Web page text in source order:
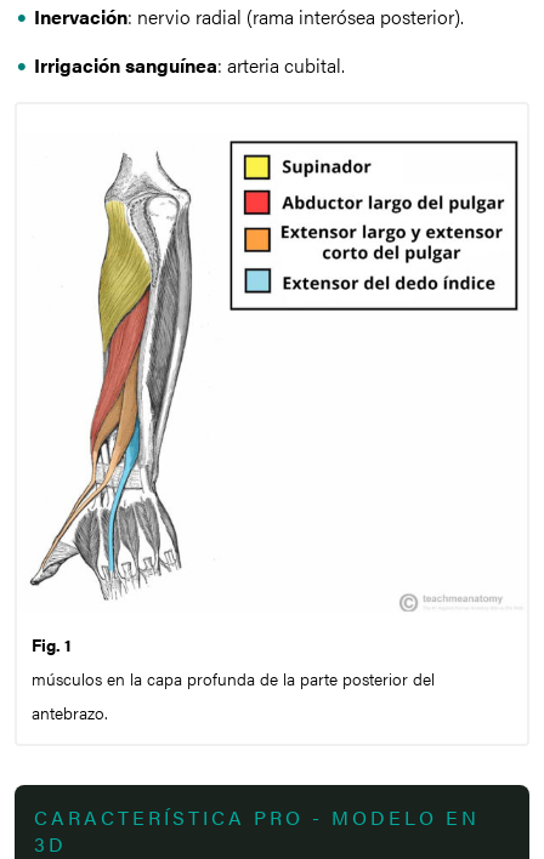
Inervación: nervio radial (rama interósea posterior).
Irrigación sanguínea: arteria cubital.
Fig. 1
músculos en la capa profunda de la parte posterior del
antebrazo.
CARACTERÍSTICA PRO - MODELO EN
3D